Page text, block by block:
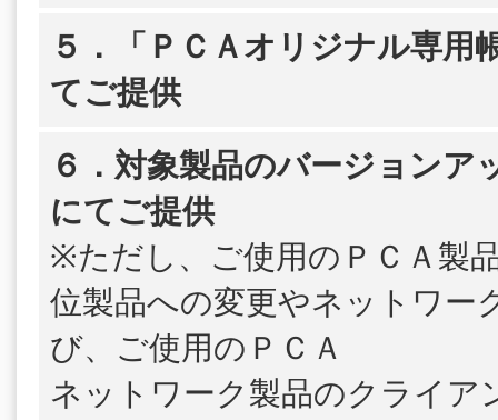
５．「ＰＣＡオリジナル専用
てご提供
６．対象製品のバージョンア
にてご提供
※ただし、ご使用のＰＣＡ製
位製品への変更やネットワー
び、ご使用のＰＣＡ
ネットワーク製品のクライア